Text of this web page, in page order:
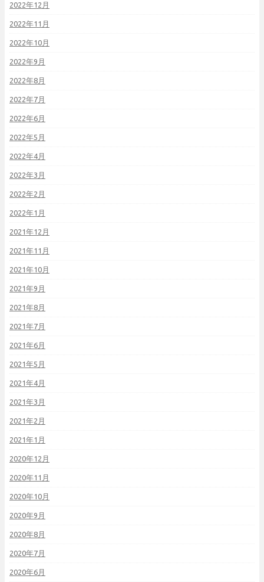
2022年12月
2022年11月
2022年10月
2022年9月
2022年8月
2022年7月
2022年6月
2022年5月
2022年4月
2022年3月
2022年2月
2022年1月
2021年12月
2021年11月
2021年10月
2021年9月
2021年8月
2021年7月
2021年6月
2021年5月
2021年4月
2021年3月
2021年2月
2021年1月
2020年12月
2020年11月
2020年10月
2020年9月
2020年8月
2020年7月
2020年6月